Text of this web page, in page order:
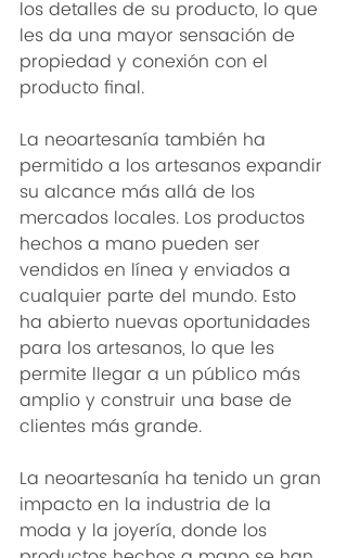
los detalles de su producto, lo que
les da una mayor sensación de
propiedad y conexión con el
producto final.
La neoartesanía también ha
permitido a los artesanos expandir
su alcance más allá de los
mercados locales. Los productos
hechos a mano pueden ser
vendidos en línea y enviados a
cualquier parte del mundo. Esto
ha abierto nuevas oportunidades
para los artesanos, lo que les
permite llegar a un público más
amplio y construir una base de
clientes más grande.
La neoartesanía ha tenido un gran
impacto en la industria de la
moda y la joyería, donde los